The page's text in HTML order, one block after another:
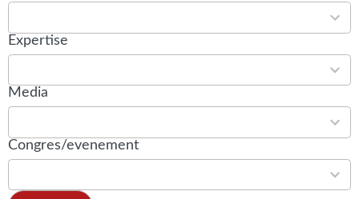
available
Expertise
30
available
Media
5
available
Congres/evenement
28